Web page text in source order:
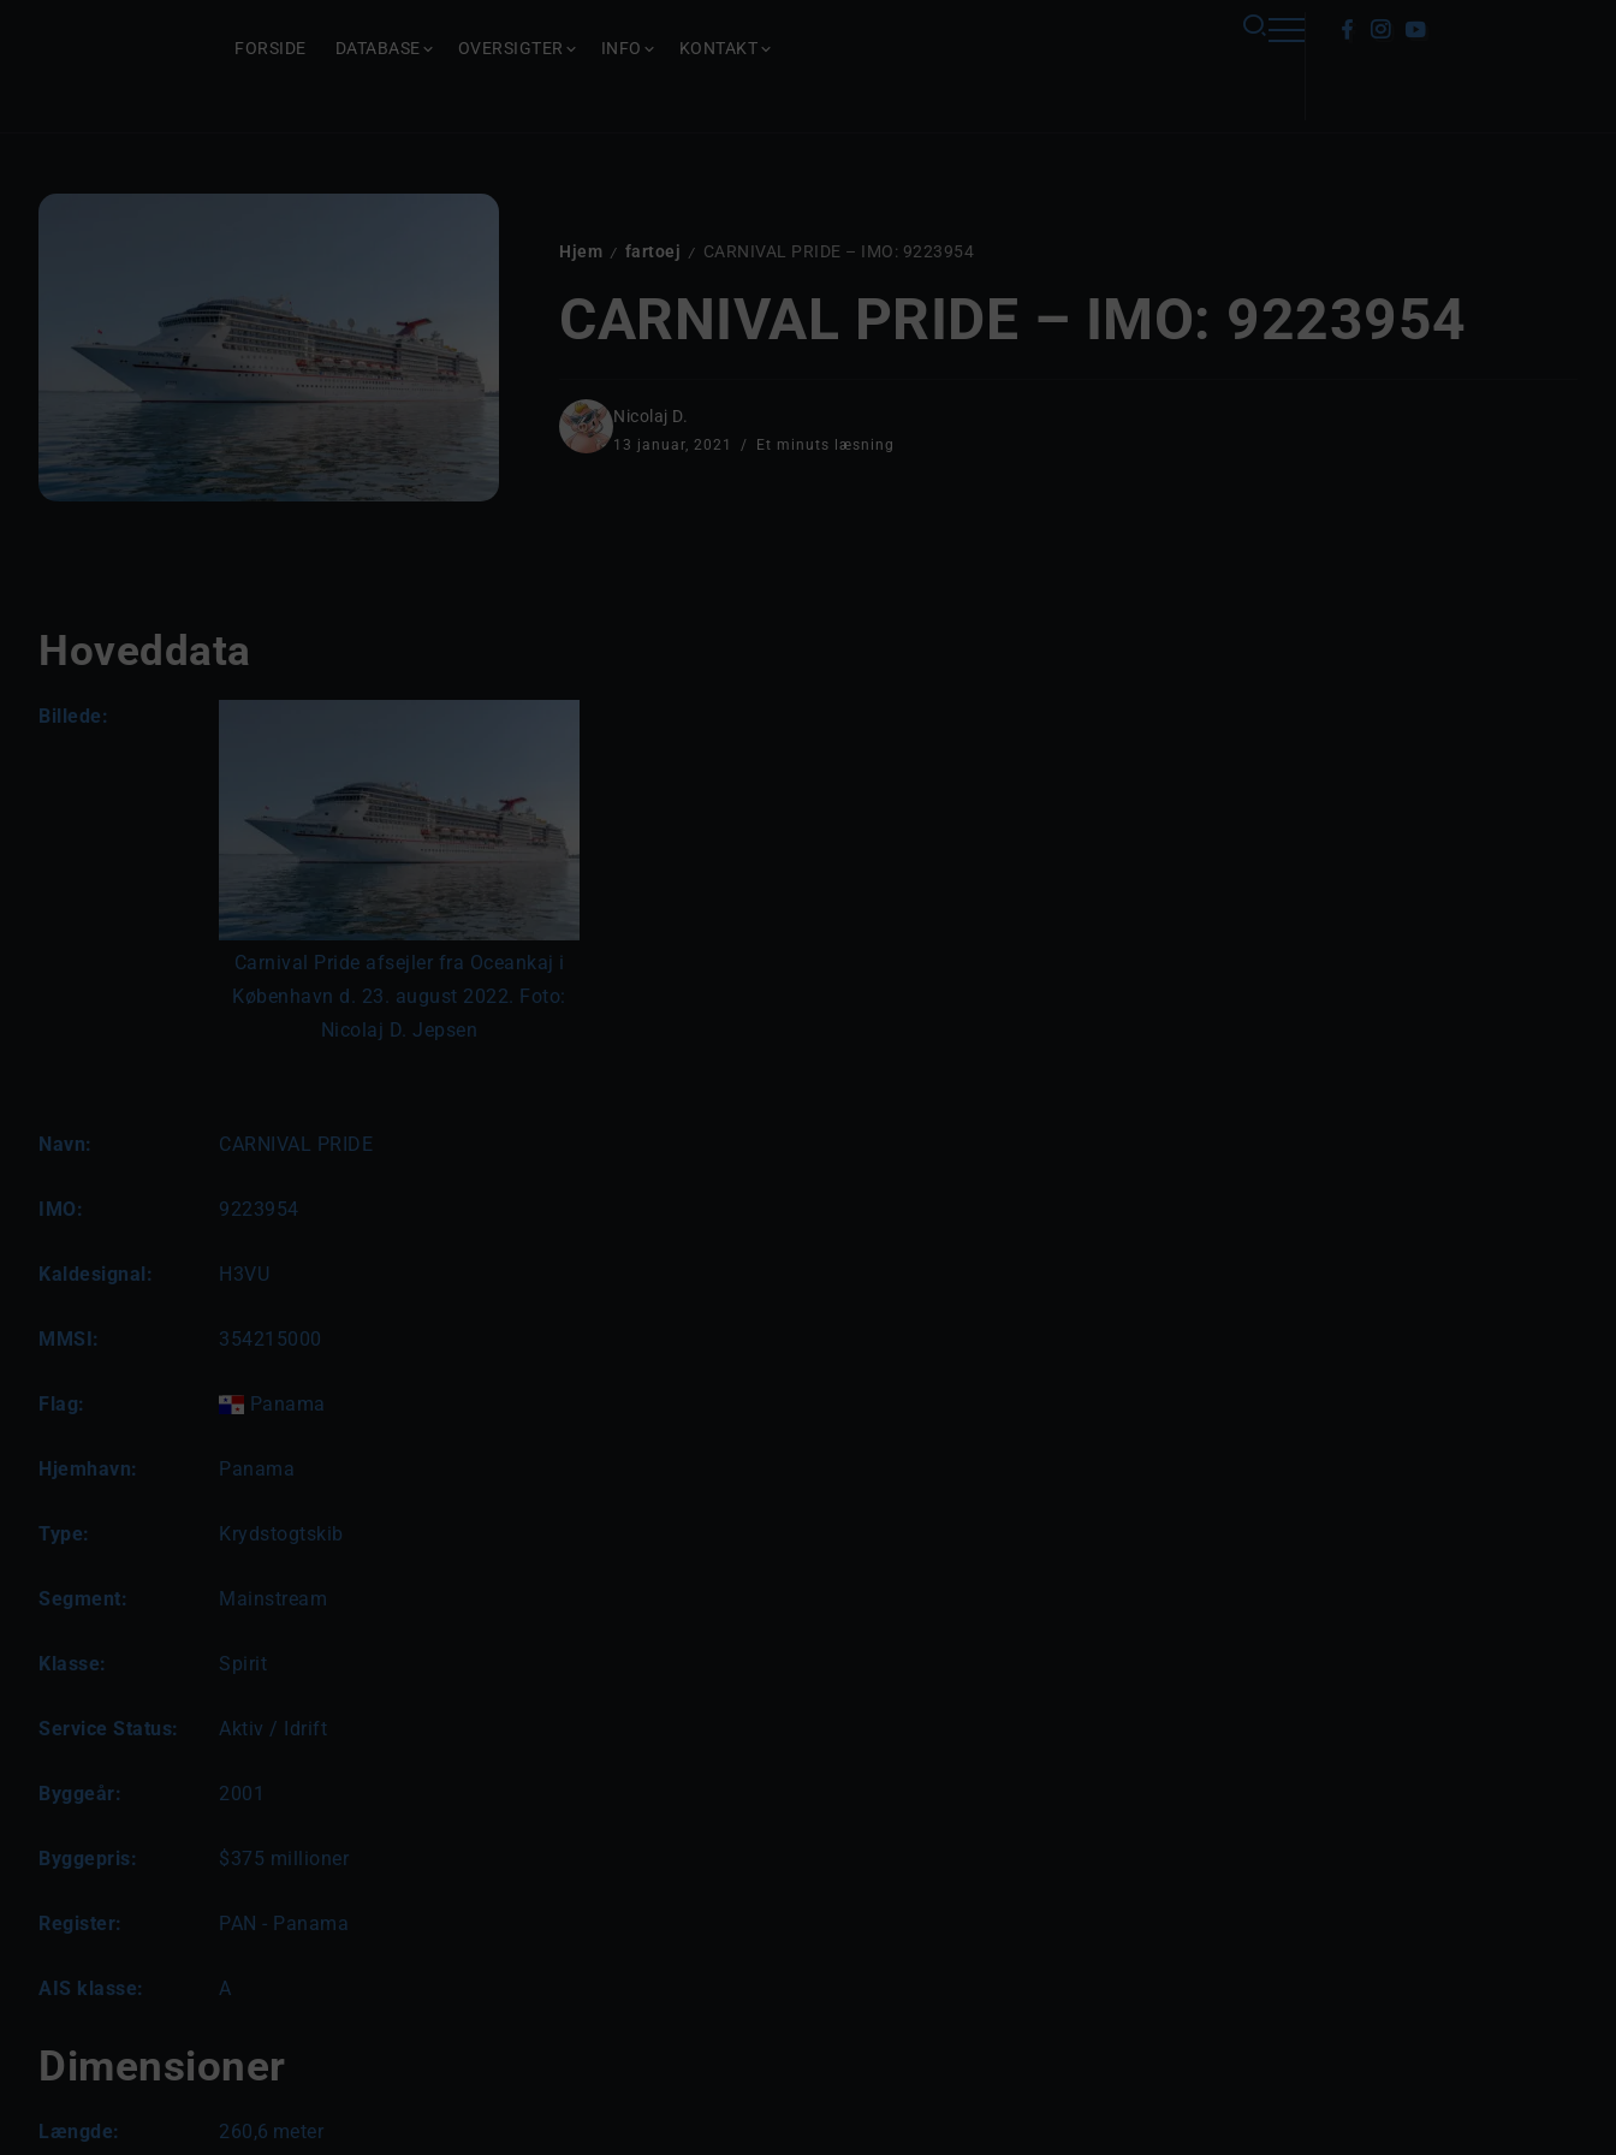
FORSIDE DATABASE OVERSIGTER INFO KONTAKT
Hjem / fartoej / CARNIVAL PRIDE – IMO: 9223954
CARNIVAL PRIDE – IMO: 9223954
Nicolaj D.
13 januar, 2021 Et minuts læsning
Hoveddata
Billede:
Carnival Pride afsejler fra Oceankaj i
København d. 23. august 2022. Foto:
Nicolaj D. Jepsen
Navn: CARNIVAL PRIDE
IMO: 9223954
Kaldesignal: H3VU
MMSI: 354215000
Flag: Panama
Hjemhavn: Panama
Type: Krydstogtskib
Segment: Mainstream
Klasse: Spirit
Service Status: Aktiv / Idrift
Byggeår: 2001
Byggepris: $375 millioner
Register: PAN - Panama
AIS klasse: A
Dimensioner
Længde: 260,6 meter